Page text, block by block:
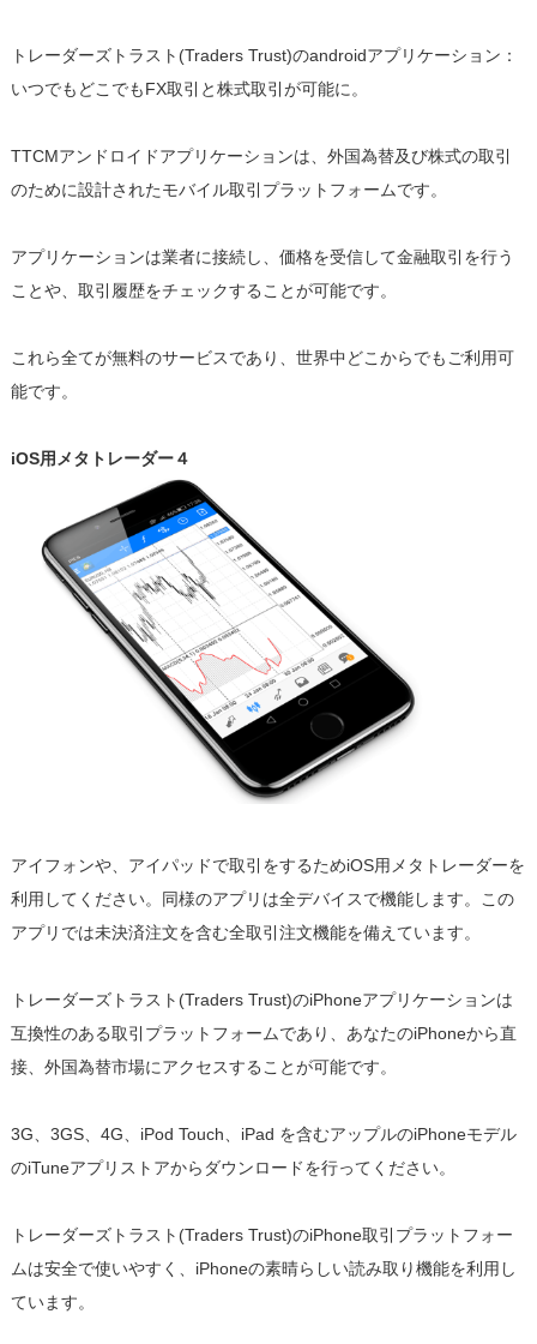
トレーダーズトラスト(Traders Trust)のandroidアプリケーション：
いつでもどこでもFX取引と株式取引が可能に。
TTCMアンドロイドアプリケーションは、外国為替及び株式の取引
のために設計されたモバイル取引プラットフォームです。
アプリケーションは業者に接続し、価格を受信して金融取引を行う
ことや、取引履歴をチェックすることが可能です。
これら全てが無料のサービスであり、世界中どこからでもご利用可
能です。
iOS用メタトレーダー４
アイフォンや、アイパッドで取引をするためiOS用メタトレーダーを
利用してください。同様のアプリは全デバイスで機能します。この
アプリでは未決済注文を含む全取引注文機能を備えています。
トレーダーズトラスト(Traders Trust)のiPhoneアプリケーションは
互換性のある取引プラットフォームであり、あなたのiPhoneから直
接、外国為替市場にアクセスすることが可能です。
3G、3GS、4G、iPod Touch、iPad を含むアップルのiPhoneモデル
のiTuneアプリストアからダウンロードを行ってください。
トレーダーズトラスト(Traders Trust)のiPhone取引プラットフォー
ムは安全で使いやすく、iPhoneの素晴らしい読み取り機能を利用し
ています。